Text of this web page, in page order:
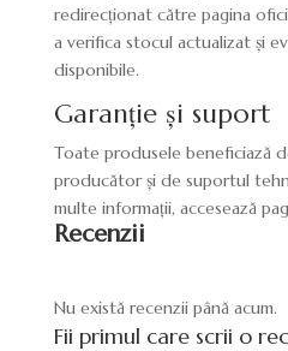
redirecționat către pagina
a verifica stocul actualizat și
disponibile.
Garanție și suport
Toate produsele beneficiază
producător și de suportul
multe informații, accesează
Recenzii
Nu există recenzii până acum.
Fii primul care scrii o